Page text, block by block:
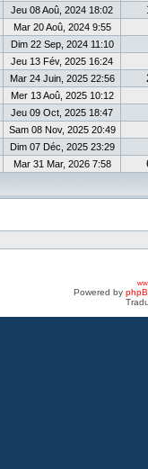
Jeu 08 Aoû, 2024 18:02
Mar 20 Aoû, 2024 9:55
Dim 22 Sep, 2024 11:10
Jeu 13 Fév, 2025 16:24
Mar 24 Juin, 2025 22:56
Mer 13 Aoû, 2025 10:12
Jeu 09 Oct, 2025 18:47
Sam 08 Nov, 2025 20:49
Dim 07 Déc, 2025 23:29
Mar 31 Mar, 2026 7:58
Powered by